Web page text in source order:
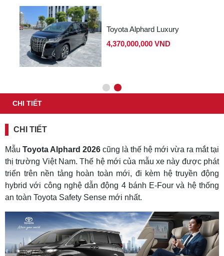
Toyota Alphard Luxury
4,370,000,000 VND
CHI TIẾT
CHI TIẾT
Mẫu Toyota Alphard 2026 cũng là thế hệ mới vừa ra mắt tại
thị trường Việt Nam. Thế hệ mới của mẫu xe này được phát
triển trên nền tảng hoàn toàn mới, đi kèm hệ truyền động
hybrid với công nghệ dẫn động 4 bánh E-Four và hệ thống
an toàn Toyota Safety Sense mới nhất.